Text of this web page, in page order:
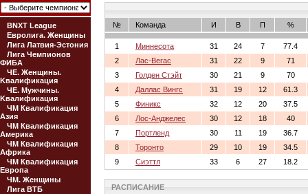
BNXT League
Евролига. Женщины
Лига Латвия-Эстония
Лига Чемпионов
ФИБА
ЧЕ. Женщины.
Kвалификация
ЧЕ. Мужчины.
Kвалификация
ЧМ Квалификация
Азия
ЧМ Квалификация
Америка
ЧМ Квалификация
Африка
ЧМ Квалификация
Европа
ЧМ. Женщины
Лига ВТБ
№ Команда И В П %
1 Миннесота 31 24 7
77.4
2
Лас-Вегас 31 22 9
71
3
Голден Стэйт 30 21 9
70
4
Даллас Вингс 31 19 12
61.3
5
Финикс 32 12 20
37.5
6
Лос-Анджелес 30 12 18
40
7
Портленд 30 11 19
36.7
8
Торонто 29 10 19
34.5
9
Сиэттл 33 6 27 18.2
РАСПИСАНИЕ